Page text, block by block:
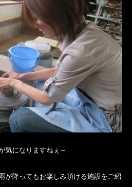
気になりますねぇ～
が降ってもお楽しみ頂ける施設をご紹